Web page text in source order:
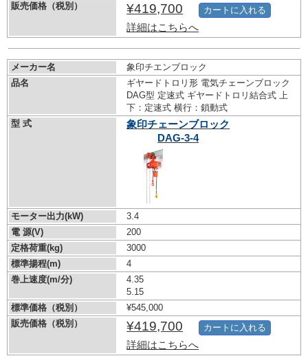
販売価格（税別）
¥419,700
詳細はこちらへ
カートに入れる
メーカー名
象印チエンブロック
品名
ギヤードトロリ形 電気チェーンブロック
DAG型 定速式 ギヤードトロリ結合式 上
下：定速式 横行：鎖動式
型 式
象印チェーンブロック
DAG-3-4
モーター出力(kW)
3.4
電 源(V)
200
定格荷重(kg)
3000
標準揚程(m)
4
巻上速度(m/分)
4.35
5.15
標準価格（税別）
¥545,000
販売価格（税別）
¥419,700
詳細はこちらへ
カートに入れる